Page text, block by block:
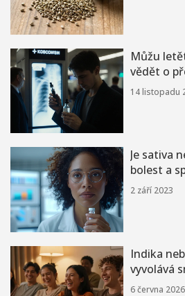
Můžu
vědět o
látek ve
14 listopadu
Je sativa
bolest a
2 září 2023
Indika
vyvolává
H4CBD
6 června 2026